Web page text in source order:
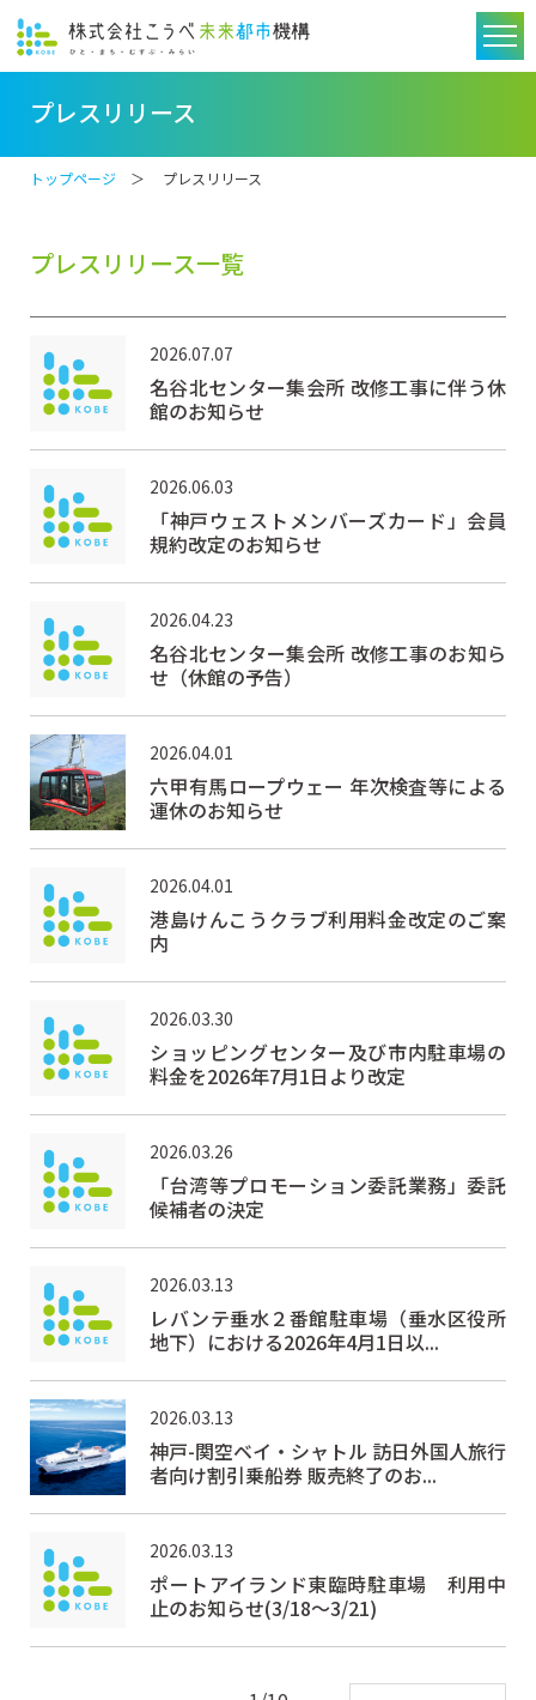
プレスリリース
トップページ ＞ プレスリリース
プレスリリース一覧
2026.07.07
名谷北センター集会所 改修工事に伴う休
館のお知らせ
2026.06.03
「神戸ウェストメンバーズカード」会員
規約改定のお知らせ
2026.04.23
名谷北センター集会所 改修工事のお知ら
せ（休館の予告）
2026.04.01
六甲有馬ロープウェー 年次検査等による
運休のお知らせ
2026.04.01
港島けんこうクラブ利用料金改定のご案
内
2026.03.30
ショッピングセンター及び市内駐車場の
料金を2026年7月1日より改定
2026.03.26
「台湾等プロモーション委託業務」委託
候補者の決定
2026.03.13
レバンテ垂水２番館駐車場（垂水区役所
地下）における2026年4月1日以...
2026.03.13
神戸-関空ベイ・シャトル 訪日外国人旅行
者向け割引乗船券 販売終了のお...
2026.03.13
ポートアイランド東臨時駐車場 利用中
止のお知らせ(3/18～3/21)